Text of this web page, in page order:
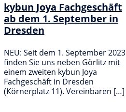
kybun Joya Fachgeschäft
ab dem 1. September in
Dresden
NEU: Seit dem 1. September 2023
finden Sie uns neben Görlitz mit
einem zweiten kybun Joya
Fachgeschäft in Dresden
(Körnerplatz 11). Vereinbaren […]